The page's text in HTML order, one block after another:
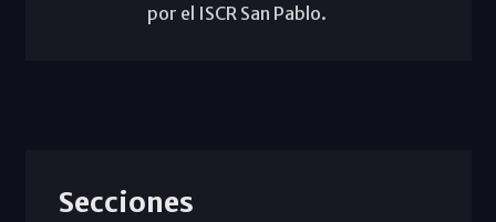
por el ISCR San Pablo.
Secciones